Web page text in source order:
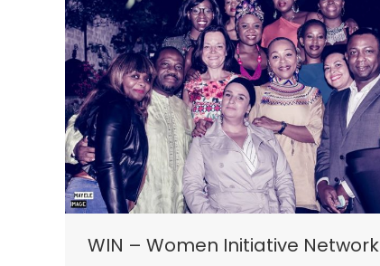
WIN – Women Initiative Network